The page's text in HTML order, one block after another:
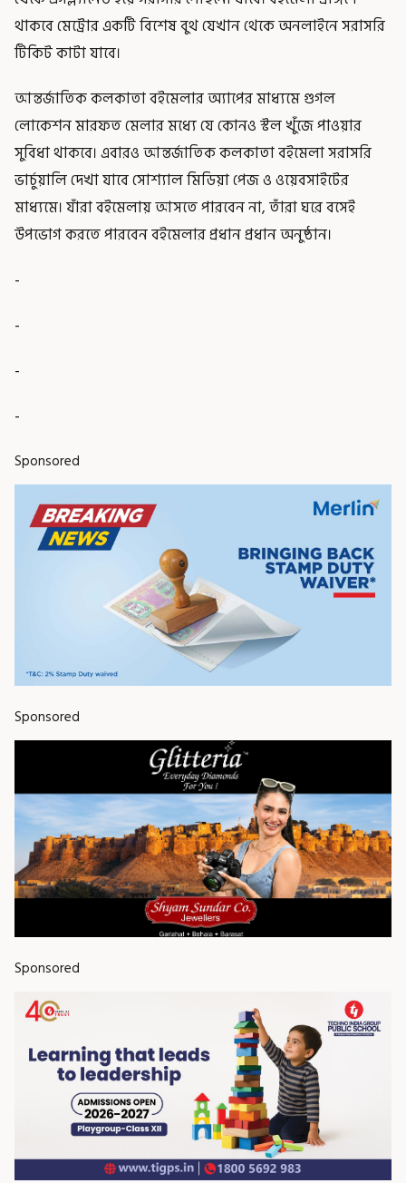
থাকবে মেট্রোর একটি বিশেষ বুথ যেখান থেকে অনলাইনে সরাসরি
টিকিট কাটা যাবে।
আন্তর্জাতিক কলকাতা বইমেলার অ্যাপের মাধ্যমে গুগল
লোকেশন মারফত মেলার মধ্যে যে কোনও স্টল খুঁজে পাওয়ার
সুবিধা থাকবে। এবারও আন্তর্জাতিক কলকাতা বইমেলা সরাসরি
ভার্চুয়ালি দেখা যাবে সোশ্যাল মিডিয়া পেজ ও ওয়েবসাইটের
মাধ্যমে। যাঁরা বইমেলায় আসতে পারবেন না, তাঁরা ঘরে বসেই
উপভোগ করতে পারবেন বইমেলার প্রধান প্রধান অনুষ্ঠান।
-
-
-
-
Sponsored
Sponsored
Sponsored